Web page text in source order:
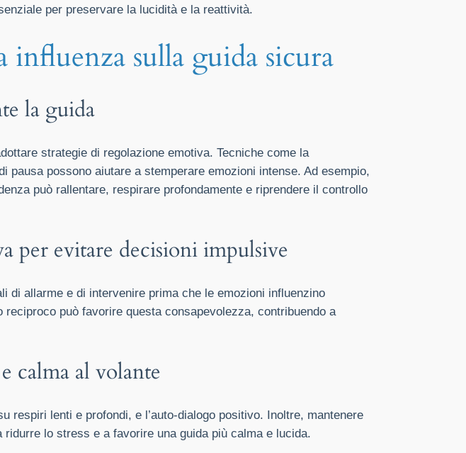
per preservare la lucidità e la reattività.
influenza sulla guida sicura
la guida
strategie di regolazione emotiva. Tecniche come la
possono aiutare a stemperare emozioni intense. Ad esempio,
può rallentare, respirare profondamente e riprendere il controllo
per evitare decisioni impulsive
di allarme e di intervenire prima che le emozioni influenzino
può favorire questa consapevolezza, contribuendo a
calma al volante
lenti e profondi, e l’auto-dialogo positivo. Inoltre, mantenere
lo stress e a favorire una guida più calma e lucida.